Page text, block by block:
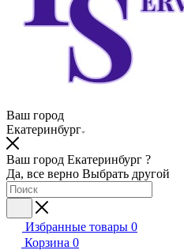
Ваш город
Екатеринбург
Ваш город Екатеринбург ?
Да, все верно Выбрать другой
Избранные товары 0
Корзина 0